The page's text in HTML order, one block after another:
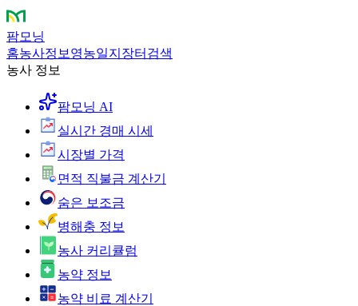
팜모닝
홈농사정보 영농일지 장터 검색
농사 정보
팜모닝 AI
실시간 경매 시세
시장별 가격
면적 직불금 계산기
숨은 보조금
병해충 정보
농사 커리큘럼
농약 정보
농약 비료 계산기